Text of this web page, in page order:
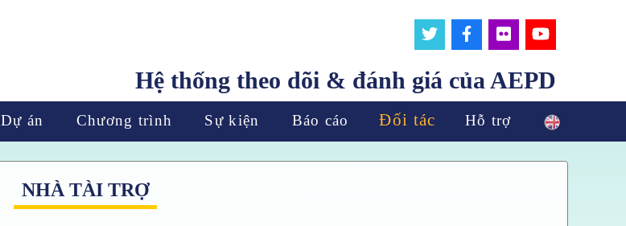
Hệ thống theo dõi & đánh giá của AEPD
Dự án Chương trình Sự kiện Báo cáo Đối tác Hỗ trợ
NHÀ TÀI TRỢ